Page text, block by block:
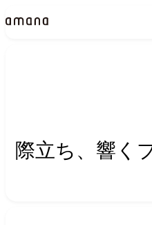
Insightsイン
際立ち、響く